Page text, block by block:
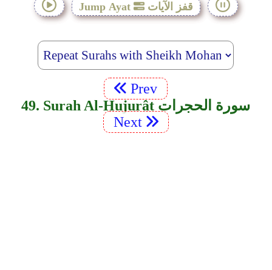
Jump Ayat قفز الآيات
Prev
49. Surah Al-Hujurât سورة الحجرات
Next